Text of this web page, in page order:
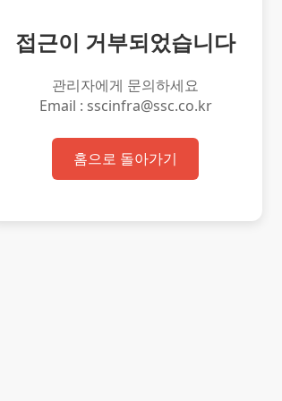
접근이 거부되었습니다
관리자에게 문의하세요
Email : sscinfra@ssc.co.kr
홈으로 돌아가기